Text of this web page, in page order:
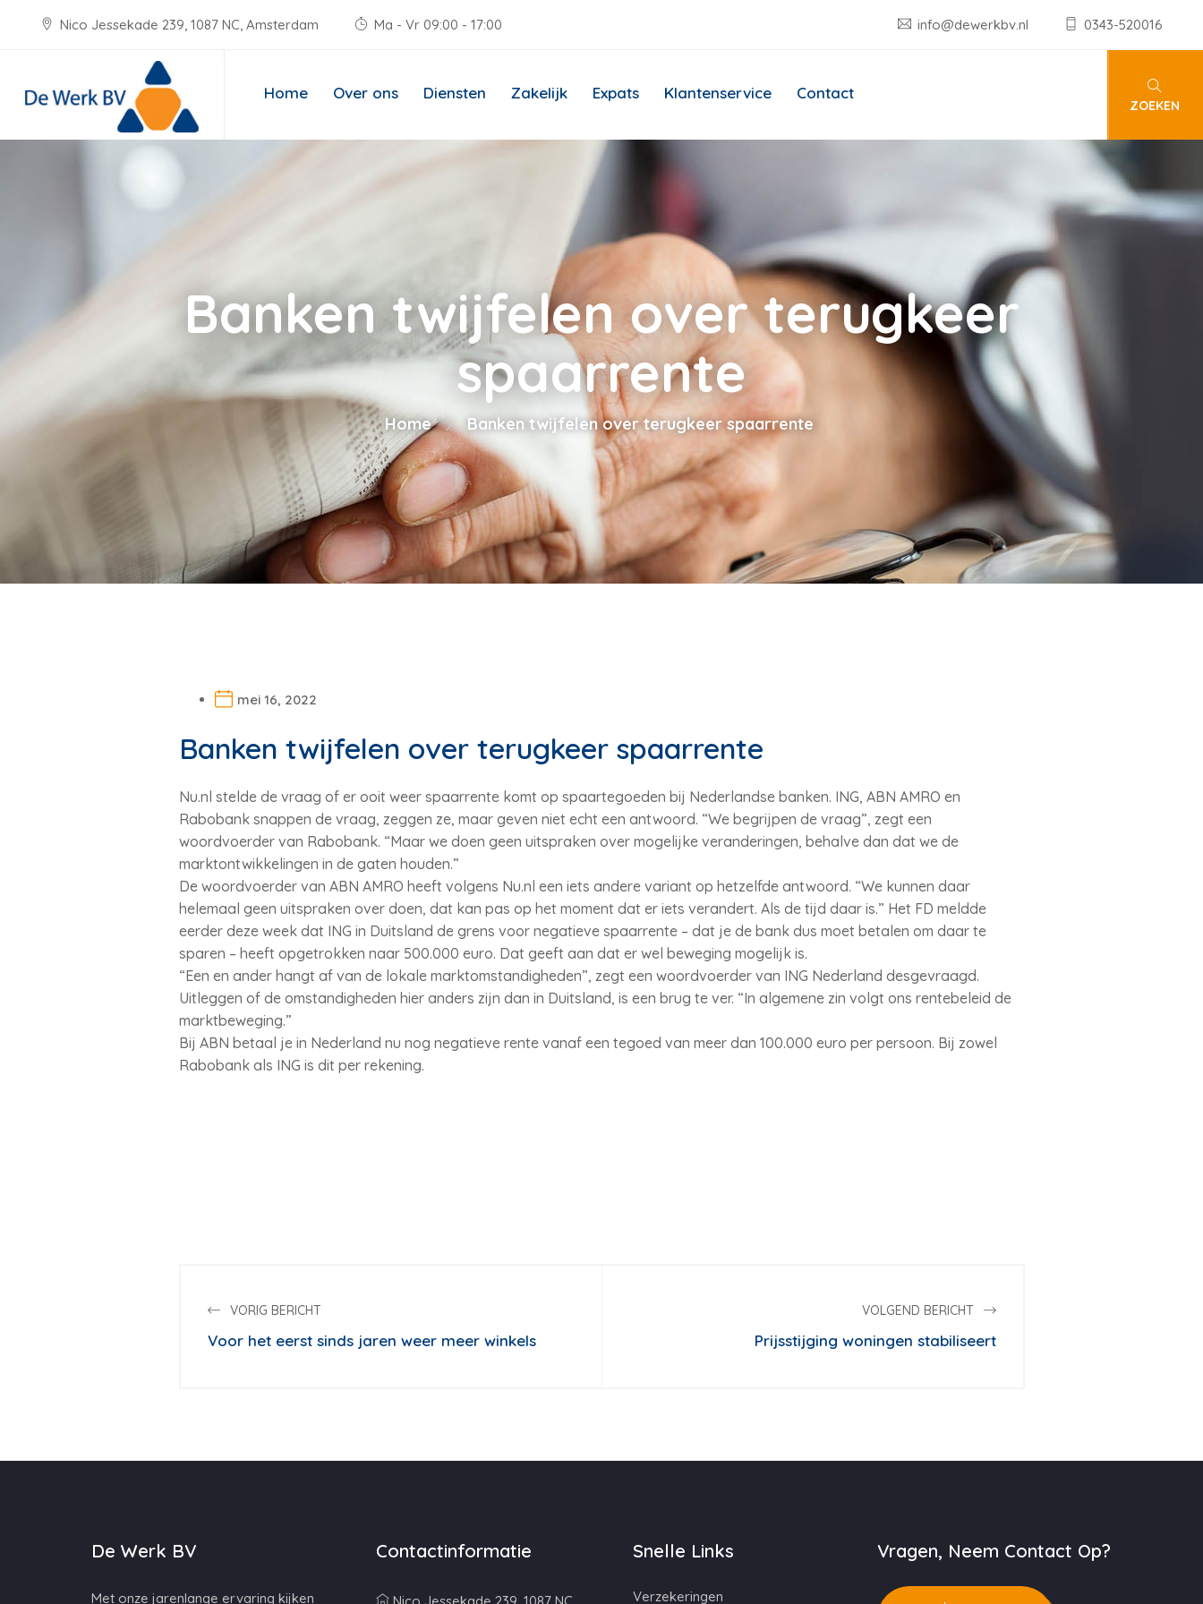
Nico Jessekade 239, 1087 NC, Amsterdam Ma - Vr 09:00 - 17:00 info@dewerkbv.nl 0343-520016
Home Over ons Diensten Zakelijk Expats Klantenservice Contact
ZOEKEN
Banken twijfelen over terugkeer
spaarrente
Home Banken twijfelen over terugkeer spaarrente
mei 16, 2022
Banken twijfelen over terugkeer spaarrente
Nu.nl stelde de vraag of er ooit weer spaarrente komt op spaartegoeden bij Nederlandse banken. ING, ABN AMRO en
Rabobank snappen de vraag, zeggen ze, maar geven niet echt een antwoord. “We begrijpen de vraag”, zegt een
woordvoerder van Rabobank. “Maar we doen geen uitspraken over mogelijke veranderingen, behalve dan dat we de
marktontwikkelingen in de gaten houden.”
De woordvoerder van ABN AMRO heeft volgens Nu.nl een iets andere variant op hetzelfde antwoord. “We kunnen daar
helemaal geen uitspraken over doen, dat kan pas op het moment dat er iets verandert. Als de tijd daar is.” Het FD meldde
eerder deze week dat ING in Duitsland de grens voor negatieve spaarrente – dat je de bank dus moet betalen om daar te
sparen – heeft opgetrokken naar 500.000 euro. Dat geeft aan dat er wel beweging mogelijk is.
“Een en ander hangt af van de lokale marktomstandigheden”, zegt een woordvoerder van ING Nederland desgevraagd.
Uitleggen of de omstandigheden hier anders zijn dan in Duitsland, is een brug te ver. “In algemene zin volgt ons rentebeleid de
marktbeweging.”
Bij ABN betaal je in Nederland nu nog negatieve rente vanaf een tegoed van meer dan 100.000 euro per persoon. Bij zowel
Rabobank als ING is dit per rekening.
VORIG BERICHT
Voor het eerst sinds jaren weer meer winkels
VOLGEND BERICHT
Prijsstijging woningen stabiliseert
De Werk BV
Met onze jarenlange ervaring kijken
Contactinformatie Snelle Links
Verzekeringen
Vragen, Neem Contact Op?